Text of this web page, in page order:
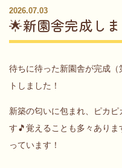
2026.07.03
🌟新園舎完成し
待ちに待った新園舎が完成
トしました！
新築の匂いに包まれ、ピカ
す🎵覚えることも多々あり
っています！